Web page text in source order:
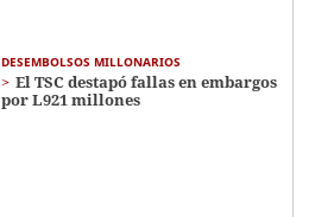
DESEMBOLSOS MILLONARIOS
El TSC destapó fallas en embargos
por L921 millones